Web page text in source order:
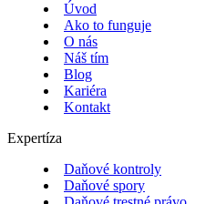
Úvod
Ako to funguje
O nás
Náš tím
Blog
Kariéra
Kontakt
Expertíza
Daňové kontroly
Daňové spory